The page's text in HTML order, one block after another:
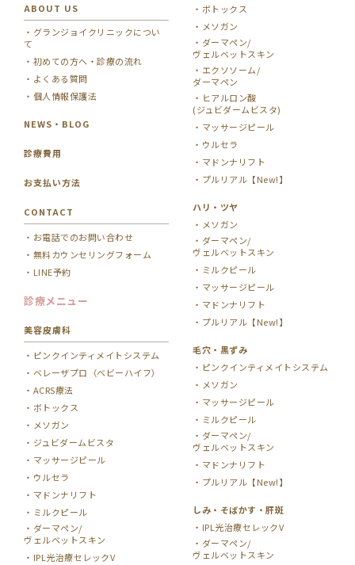
ABOUT US
グランジョイクリニックについ
て
初めての方へ・診療の流れ
よくある質問
個人情報保護法
NEWS・BLOG
診療費用
お支払い方法
CONTACT
お電話でのお問い合わせ
無料カウンセリングフォーム
LINE予約
診療メニュー
美容皮膚科
ピンクインティメイトシステム
ベレーザプロ（ベビーハイフ）
ACRS療法
ボトックス
メソガン
ジュビダームビスタ
マッサージピール
ウルセラ
マドンナリフト
ミルクピール
ダーマペン/
ヴェルベットスキン
IPL光治療セレックV
ボトックス
メソガン
ダーマペン/
ヴェルベットスキン
エクソソーム/
ダーマペン
ヒアルロン酸
(ジュビダームビスタ)
マッサージピール
ウルセラ
マドンナリフト
プルリアル【New!】
ハリ・ツヤ
メソガン
ダーマペン/
ヴェルベットスキン
ミルクピール
マッサージピール
マドンナリフト
プルリアル【New!】
毛穴・黒ずみ
ピンクインティメイトシステム
メソガン
マッサージピール
ミルクピール
ダーマペン/
ヴェルベットスキン
マドンナリフト
プルリアル【New!】
しみ・そばかす・肝斑
IPL光治療セレックV
ダーマペン/
ヴェルベットスキン